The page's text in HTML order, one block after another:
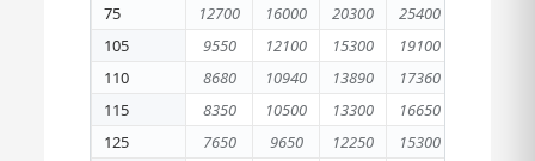
75
12700 16000 20300
25400
105
9550 12100 15300
19100
110
8680 10940 13890
17360
115
8350 10500 13300
16650
125
7650 9650 12250
15300